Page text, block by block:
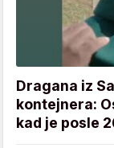
Dragana iz
kontejnera:
kad je posle